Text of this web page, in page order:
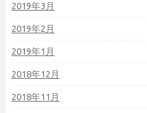
2019年3月
2019年2月
2019年1月
2018年12月
2018年11月